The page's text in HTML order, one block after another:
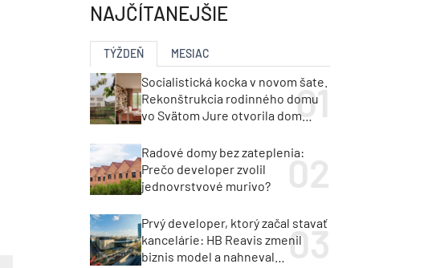
NAJČÍTANEJŠIE
TÝŽDEŇ MESIAC
Socialistická kocka v novom šate.
Rekonštrukcia rodinného domu
vo Svätom Jure otvorila dom
Radové domy bez zateplenia:
Prečo developer zvolil
jednovrstvové murivo?
Prvý developer, ktorý začal stavať
kancelárie: HB Reavis zmenil
biznis model a nahneval